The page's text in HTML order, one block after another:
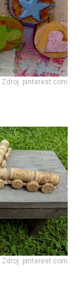
Zdroj: pinterest.com
Zdroj: pinterest.com